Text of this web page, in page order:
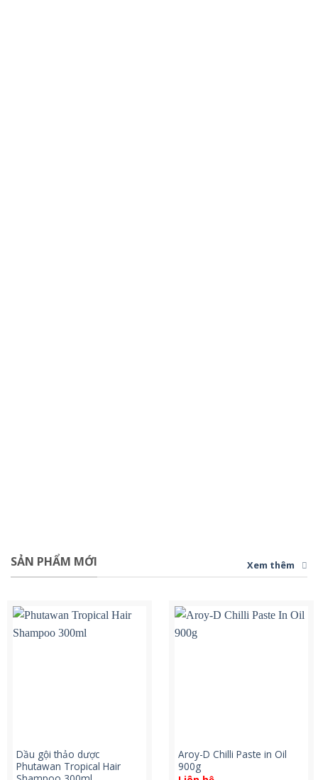
SẢN PHẨM MỚI Xem thêm
Dầu gội thảo dược
Phutawan Tropical Hair
Aroy-D Chilli Paste in Oil
900g